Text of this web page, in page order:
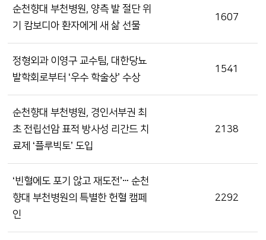
순천향대 부천병원, 양측 발 절단 위
기 캄보디아 환자에게 새 삶 선물
1607
정형외과 이영구 교수팀, 대한당뇨
발학회로부터 ‘우수 학술상’ 수상
1541
순천향대 부천병원, 경인서부권 최
초 전립선암 표적 방사성 리간드 치
료제 ‘플루빅토’ 도입
2138
‘빈혈에도 포기 않고 재도전’ⵈ 순천
향대 부천병원의 특별한 헌혈 캠페
인
2292